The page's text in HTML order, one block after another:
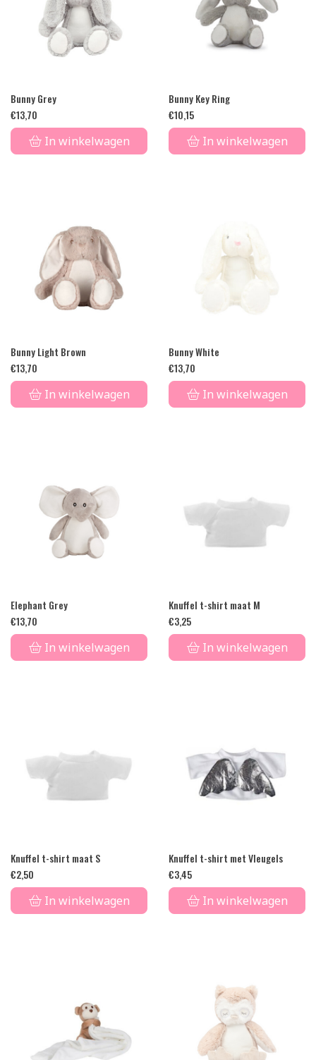
Bunny Grey
€13,70
In winkelwagen
Bunny Key Ring
€10,15
In winkelwagen
Bunny Light Brown
€13,70
In winkelwagen
Bunny White
€13,70
In winkelwagen
Elephant Grey
€13,70
In winkelwagen
Knuffel t-shirt maat M
€3,25
In winkelwagen
Knuffel t-shirt maat S
€2,50
In winkelwagen
Knuffel t-shirt met Vleugels
€3,45
In winkelwagen